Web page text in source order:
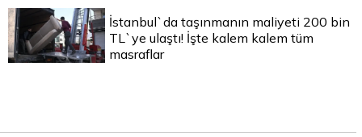
İstanbul`da taşınmanın maliyeti 200 bin
TL`ye ulaştı! İşte kalem kalem tüm
masraflar